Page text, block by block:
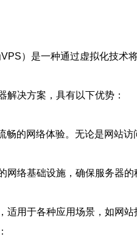
）是一种通过虚拟化技
解决方案，具有以下优势：
的网络体验。无论是网站访
络基础设施，确保服务器
用于各种应用场景，如网